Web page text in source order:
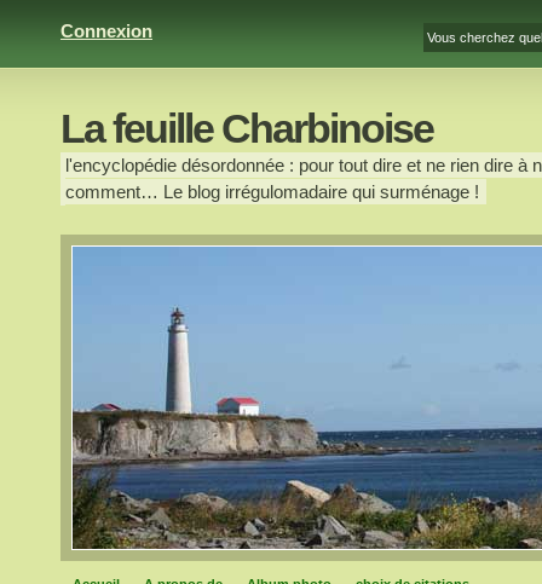
Connexion
La feuille Charbinoise
l'encyclopédie désordonnée : pour tout dire et ne rien dire
comment… Le blog irrégulomadaire qui surménage !